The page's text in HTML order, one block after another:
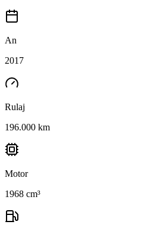
An
2017
Rulaj
196.000 km
Motor
1968 cm³